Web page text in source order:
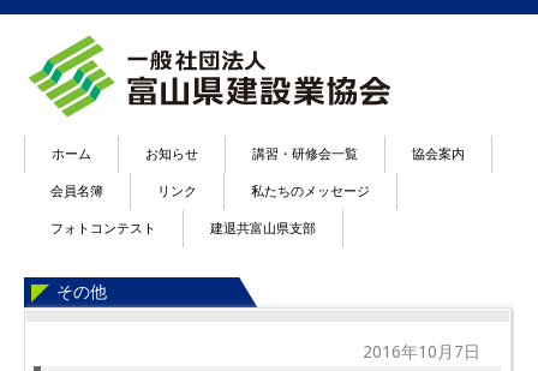
ホーム お知らせ 講習・研修会一覧 協会案内
会員名簿 リンク 私たちのメッセージ
フォトコンテスト 建退共富山県支部
その他
2016年10月7日